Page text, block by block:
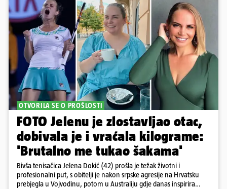
OTVORILA SE O PROŠLOSTI
FOTO Jelenu je zlostavljao otac,
dobivala je i vraćala kilograme:
'Brutalno me tukao šakama'
Bivša tenisačica Jelena Dokić (42) prošla je težak životni i
profesionalni put, s obitelji je nakon srpske agresije na Hrvatsku
prebjegla u Vojvodinu, potom u Australiju gdje danas inspirira